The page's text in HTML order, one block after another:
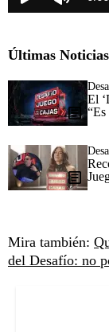
Últimas Noticias
El
Mira también:
del Desafío: no